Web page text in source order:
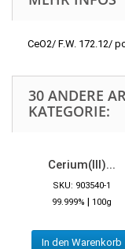
CeO2/ F.W. 172.12/
30 ANDERE
KATEGORIE:
Cerium(III)...
SKU: 903540-1
99.999% | 100g
In den Warenkorb